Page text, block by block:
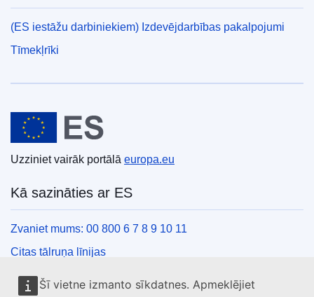
Šī vietne izmanto sīkdatnes. Apmeklējiet
(ES iestāžu darbiniekiem) Izdevējdarbības pakalpojumi
Tīmekļrīki
Eiropas Savienība
Uzziniet vairāk portālā europa.eu
Kā sazināties ar ES
Zvaniet mums: 00 800 6 7 8 9 10 11
Citas tālruņa līnijas
Saziņas veidlapa